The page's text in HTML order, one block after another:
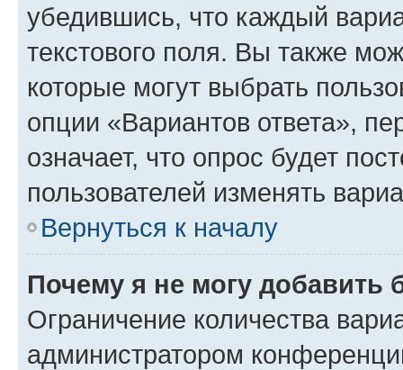
убедившись, что каждый
текстового поля. Вы также
которые могут выбрать
опции «Вариантов ответа»,
означает, что опрос будет
пользователей изменять
Вернуться к началу
Почему я не могу добавить
Ограничение количества
администратором